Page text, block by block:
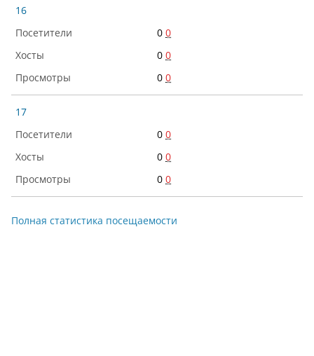
16
0 0
0 0
0 0
17
0 0
0 0
0 0
Полная статистика посещаемости